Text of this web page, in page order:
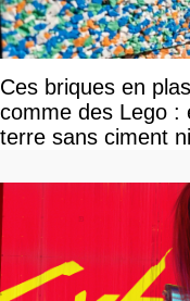
Ces briques en
comme des Lego :
terre sans ciment